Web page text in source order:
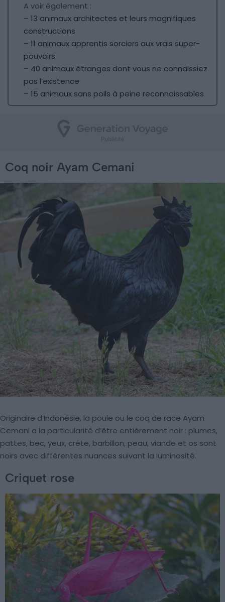
A voir également :
– 13 animaux architectes et leurs magnifiques
constructions
– 11 animaux apprentis sorciers aux vrais super-
pouvoirs
– 40 animaux étranges dont vous ne connaissiez
pas l’existence
– 15 animaux sans poils à peine reconnaissables
Coq noir Ayam Cemani
Originaire d’Indonésie, la poule ou le coq de race Ayam
Cemani a la particularité d’être entièrement noir : plumes,
pattes, bec, yeux, crête, barbillon, peau, viande et os sont
noirs avec différentes nuances suivant la luminosité.
Criquet rose